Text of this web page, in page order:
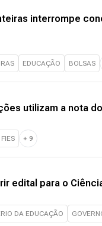
interrompe
EDUCAÇÃO BOLSAS
utilizam a nota
FIES + 9
edital para o
DA EDUCAÇÃO